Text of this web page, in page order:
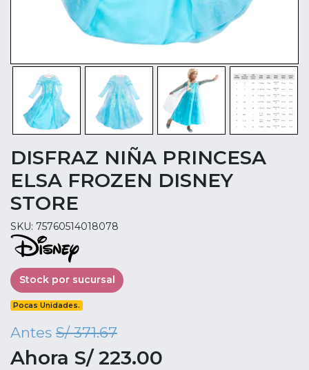
DISFRAZ NIÑA PRINCESA
ELSA FROZEN DISNEY
STORE
SKU: 75760514018078
Stock por sucursal
Pocas Unidades.
Antes S/ 371.67
Ahora S/ 223.00